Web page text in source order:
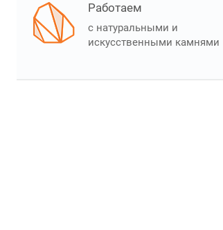
Работаем
с натуральными и
искусственными камнями